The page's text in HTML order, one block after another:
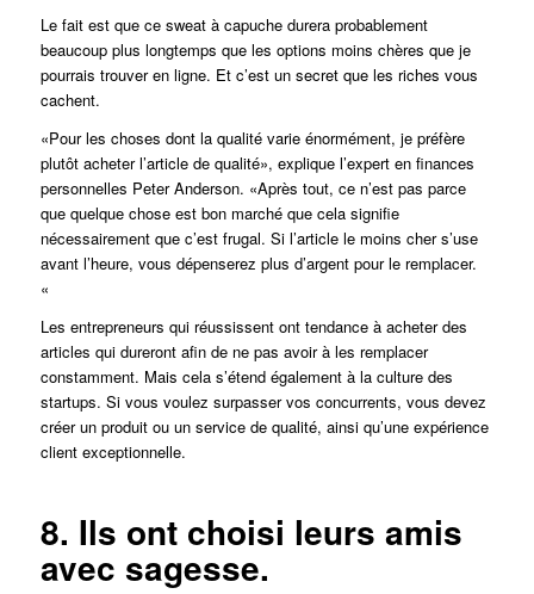
Le fait est que ce sweat à capuche durera probablement
beaucoup plus longtemps que les options moins chères que je
pourrais trouver en ligne. Et c’est un secret que les riches vous
cachent.
«Pour les choses dont la qualité varie énormément, je préfère
plutôt acheter l’article de qualité», explique l’expert en finances
personnelles Peter Anderson. «Après tout, ce n’est pas parce
que quelque chose est bon marché que cela signifie
nécessairement que c’est frugal. Si l’article le moins cher s’use
avant l’heure, vous dépenserez plus d’argent pour le remplacer.
«
Les entrepreneurs qui réussissent ont tendance à acheter des
articles qui dureront afin de ne pas avoir à les remplacer
constamment. Mais cela s’étend également à la culture des
startups. Si vous voulez surpasser vos concurrents, vous devez
créer un produit ou un service de qualité, ainsi qu’une expérience
client exceptionnelle.
8. Ils ont choisi leurs amis
avec sagesse.